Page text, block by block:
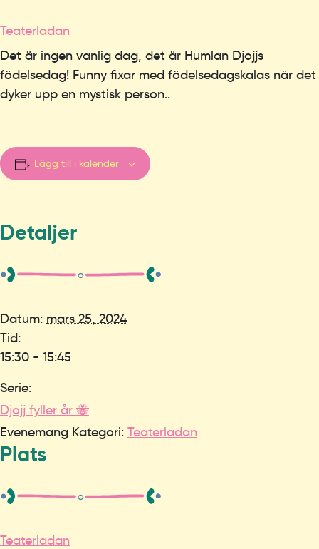
Teaterladan
Det är ingen vanlig dag, det är Humlan Djojjs
födelsedag! Funny fixar med födelsedagskalas när det
dyker upp en mystisk person..
Lägg till i kalender
Detaljer
Datum: mars 25, 2024
Tid:
15:30 - 15:45
Serie:
Djojj fyller år 🐝
Evenemang Kategori: Teaterladan
Plats
Teaterladan